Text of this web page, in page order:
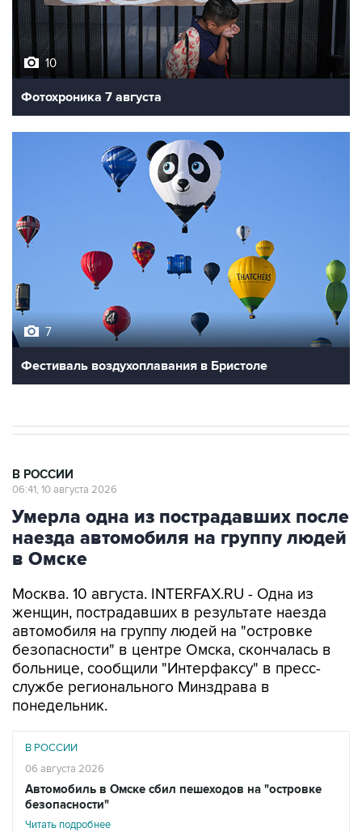
10
Фотохроника 7 августа
Фестиваль воздухоплавания в Бристоле
Умерла одна из пострадавших после
наезда автомобиля на группу людей
в Омске
Москва. 10 августа. INTERFAX.RU - Одна из
автомобиля на группу людей на "островке
безопасности" в центре Омска, скончалась в
больнице, сообщили "Интерфаксу" в пресс-
службе регионального Минздрава в
понедельник.
В РОССИИ
Автомобиль в Омске сбил пешеходов на "островке
безопасности"
Читать подробнее